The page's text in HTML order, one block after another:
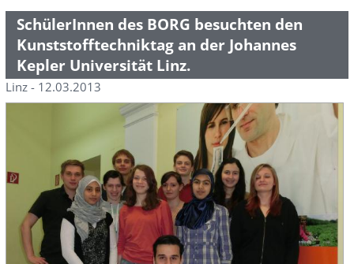
SchülerInnen des BORG besuchten den
Kunststofftechniktag an der Johannes
Kepler Universität Linz.
Linz - 12.03.2013